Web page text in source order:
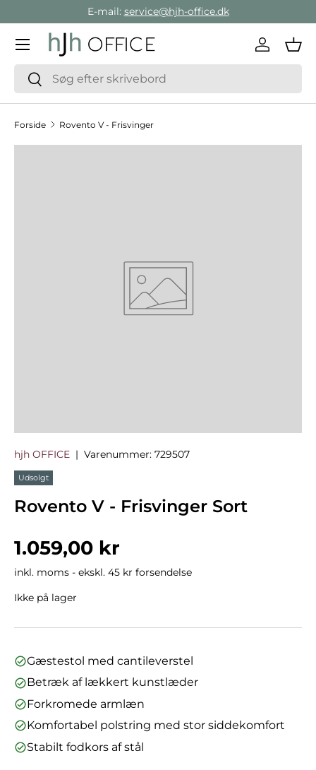
Gå direkte til indholdet
E-mail: service@hjh-office.dk
SøgSøg
Log ind
Menu
Forside Rovento V - Frisvinger
hjh OFFICE | Varenummer: 729507
Udsolgt
Rovento V - Frisvinger Sort
Normalpris
1.059,00 kr
inkl. moms - ekskl. 45 kr forsendelse
Ikke på lager
Gæstestol med cantileverstel
Betræk af lækkert kunstlæder
Forkromede armlæn
Komfortabel polstring med stor siddekomfort
Stabilt fodkors af stål